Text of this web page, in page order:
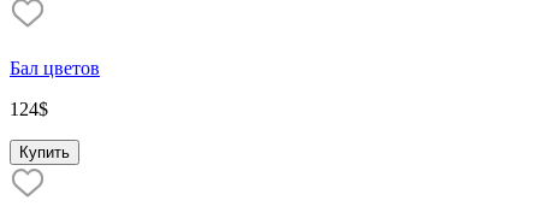
Бал цветов
124$
Купить